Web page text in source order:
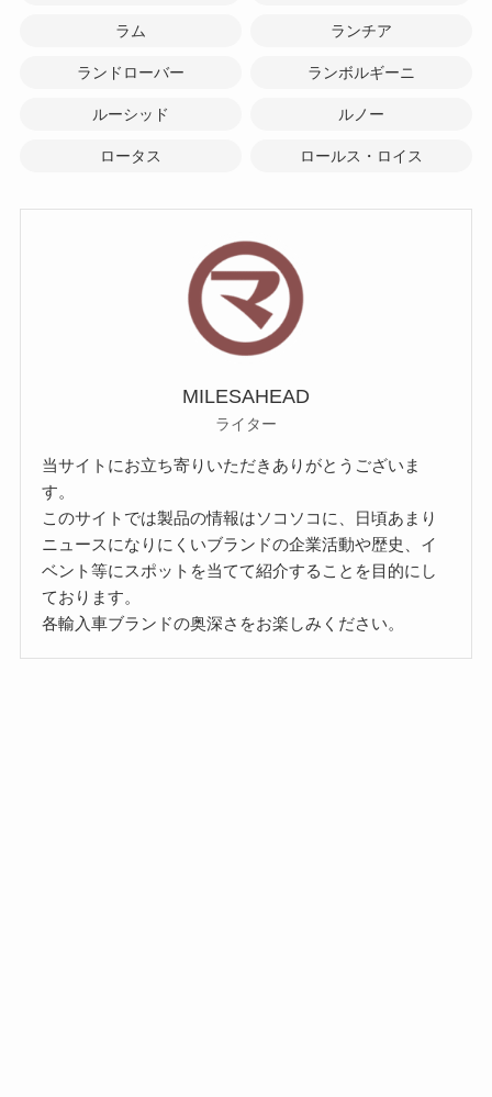
ラム ランチア
ランドローバー ランボルギーニ
ルーシッド ルノー
ロータス ロールス・ロイス
MILESAHEAD
ライター
当サイトにお立ち寄りいただきありがとうございま
す。
このサイトでは製品の情報はソコソコに、日頃あまり
ニュースになりにくいブランドの企業活動や歴史、イ
ベント等にスポットを当てて紹介することを目的にし
ております。
各輸入車ブランドの奥深さをお楽しみください。